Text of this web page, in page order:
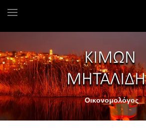
Οικονομολόγος